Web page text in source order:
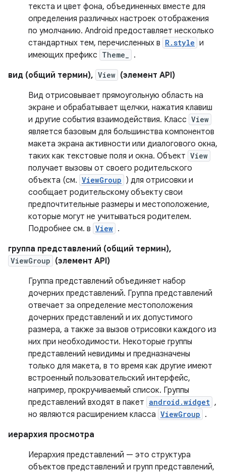
текста и цвет фона, объединенных вместе для
определения различных настроек отображения
по умолчанию. Android предоставляет несколько
стандартных тем, перечисленных в R.style и
имеющих префикс Theme_
.
вид (общий термин), View (элемент API)
Вид отрисовывает прямоугольную область на
экране и обрабатывает щелчки, нажатия клавиш
и другие события взаимодействия. Класс View
является базовым для большинства компонентов
макета экрана активности или диалогового окна,
таких как текстовые поля и окна. Объект View
получает вызовы от своего родительского
объекта (см. ViewGroup ) для отрисовки и
сообщает родительскому объекту свои
предпочтительные размеры и местоположение,
которые могут не учитываться родителем.
Подробнее см. в View .
группа представлений (общий термин),
ViewGroup (элемент API)
Группа представлений объединяет набор
дочерних представлений. Группа представлений
отвечает за определение местоположения
дочерних представлений и их допустимого
размера, а также за вызов отрисовки каждого из
них при необходимости. Некоторые группы
представлений невидимы и предназначены
только для макета, в то время как другие имеют
встроенный пользовательский интерфейс,
например, прокручиваемый список. Группы
представлений входят в пакет android.widget ,
но являются расширением класса ViewGroup .
иерархия просмотра
Иерархия представлений — это структура
объектов представлений и групп представлений,